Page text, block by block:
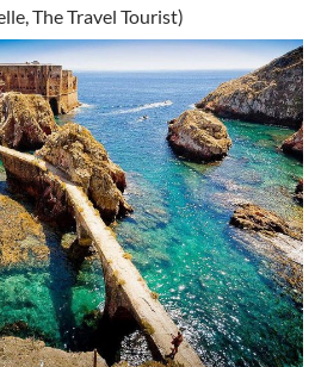
The Travel Tourist)